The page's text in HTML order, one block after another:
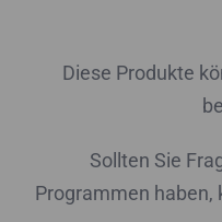
Diese Produkte
Sollten Sie
Programmen haben,